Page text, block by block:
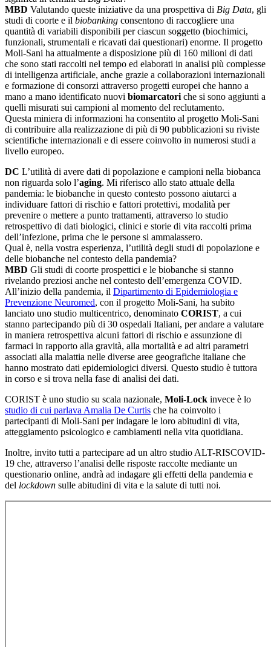
MBD Valutando queste iniziative da una prospettiva di Big Data, gli
studi di coorte e il biobanking consentono di raccogliere una
quantità di variabili disponibili per ciascun soggetto (biochimici,
funzionali, strumentali e ricavati dai questionari) enorme. Il progetto
Moli-Sani ha attualmente a disposizione più di 160 milioni di dati
che sono stati raccolti nel tempo ed elaborati in analisi più complesse
di intelligenza artificiale, anche grazie a collaborazioni internazionali
e formazione di consorzi attraverso progetti europei che hanno a
mano a mano identificato nuovi biomarcatori che si sono aggiunti a
quelli misurati sui campioni al momento del reclutamento.
Questa miniera di informazioni ha consentito al progetto Moli-Sani
di contribuire alla realizzazione di più di 90 pubblicazioni su riviste
scientifiche internazionali e di essere coinvolto in numerosi studi a
livello europeo.
DC L’utilità di avere dati di popolazione e campioni nella biobanca
non riguarda solo l’aging. Mi riferisco allo stato attuale della
pandemia: le biobanche in questo contesto possono aiutarci a
individuare fattori di rischio e fattori protettivi, modalità per
prevenire o mettere a punto trattamenti, attraverso lo studio
retrospettivo di dati biologici, clinici e storie di vita raccolti prima
dell’infezione, prima che le persone si ammalassero.
Qual è, nella vostra esperienza, l’utilità degli studi di popolazione e
delle biobanche nel contesto della pandemia?
MBD Gli studi di coorte prospettici e le biobanche si stanno
rivelando preziosi anche nel contesto dell’emergenza COVID.
All’inizio della pandemia, il Dipartimento di Epidemiologia e
Prevenzione Neuromed, con il progetto Moli-Sani, ha subito
lanciato uno studio multicentrico, denominato CORIST, a cui
stanno partecipando più di 30 ospedali Italiani, per andare a valutare
in maniera retrospettiva alcuni fattori di rischio e assunzione di
farmaci in rapporto alla gravità, alla mortalità e ad altri parametri
associati alla malattia nelle diverse aree geografiche italiane che
hanno mostrato dati epidemiologici diversi. Questo studio è tuttora
in corso e si trova nella fase di analisi dei dati.
CORIST è uno studio su scala nazionale, Moli-Lock invece è lo
studio di cui parlava Amalia De Curtis che ha coinvolto i
partecipanti di Moli-Sani per indagare le loro abitudini di vita,
atteggiamento psicologico e cambiamenti nella vita quotidiana.
Inoltre, invito tutti a partecipare ad un altro studio ALT-RISCOVID-
19 che, attraverso l’analisi delle risposte raccolte mediante un
questionario online, andrà ad indagare gli effetti della pandemia e
del lockdown sulle abitudini di vita e la salute di tutti noi.